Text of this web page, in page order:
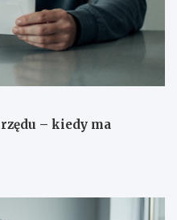
– kiedy ma